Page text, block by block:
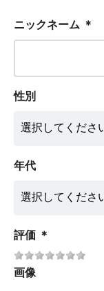
ニックネーム ＊
性別
年代
評価 ＊
画像